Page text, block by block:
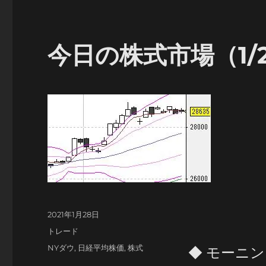
今日の株式市場（1/
◆ モーニン
投
稿
2021年1月28日
カ
トレード
タ
NYダウ, 日経平均株価,株式